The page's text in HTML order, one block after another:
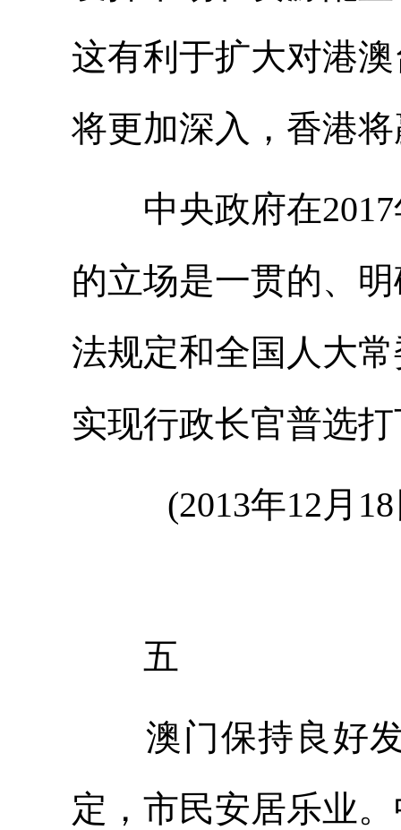
这有利于扩大对港
将更加深入，香港
中央政府在2017
的立场是一贯的、
法规定和全国人大
实现行政长官普选
(2013年12月18
五
澳门保持良好发
定，市民安居乐业